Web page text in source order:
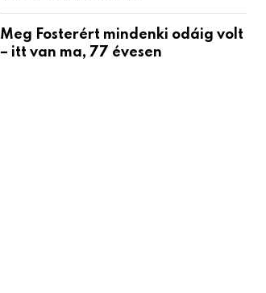
Meg Fosterért mindenki odáig volt
– itt van ma, 77 évesen